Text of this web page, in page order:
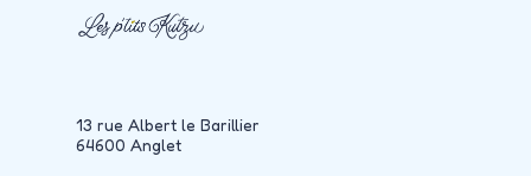
13 rue Albert le Barillier
64600 Anglet